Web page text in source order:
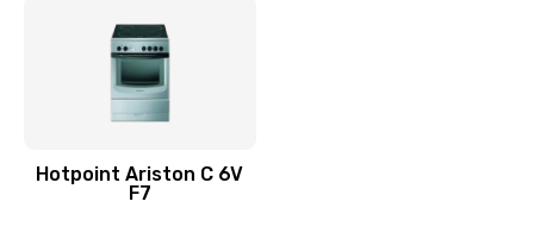
Hotpoint Ariston C 6V
F7